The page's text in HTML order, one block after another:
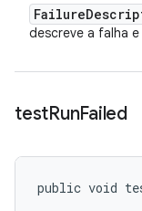
Failure
descreve a falha
testRunFailed
public void